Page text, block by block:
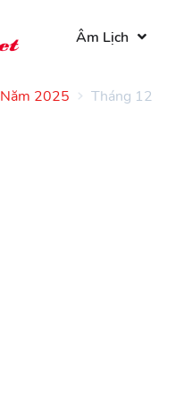
Âm Lịch
Năm 2025 Tháng 12